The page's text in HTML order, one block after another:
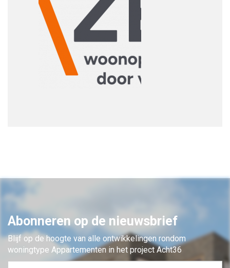
Abonneren op de nieuwsbrief
Blijf op de hoogte van alle ontwikkelingen rondom
woningtype Appartementen in het project Acht36